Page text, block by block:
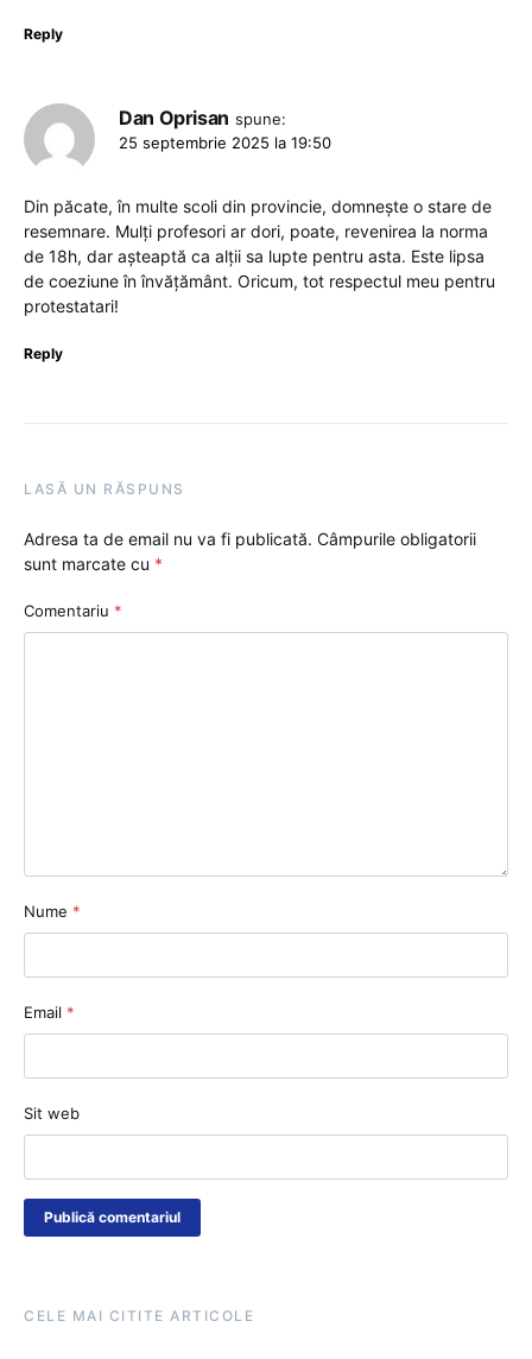
Reply
Dan Oprisan spune:
25 septembrie 2025 la 19:50
Din păcate, în multe scoli din provincie, domnește o stare de
resemnare. Mulți profesori ar dori, poate, revenirea la norma
de 18h, dar așteaptă ca alții sa lupte pentru asta. Este lipsa
de coeziune în învățământ. Oricum, tot respectul meu pentru
protestatari!
Reply
LASĂ UN RĂSPUNS
Adresa ta de email nu va fi publicată. Câmpurile obligatorii
sunt marcate cu *
Comentariu *
Nume *
Email *
Sit web
CELE MAI CITITE ARTICOLE